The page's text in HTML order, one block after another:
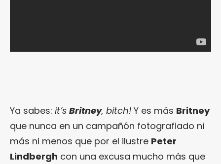
Ya sabes: it’s Britney, bitch! Y es más Britney
que nunca en un campañón fotografiado ni
más ni menos que por el ilustre Peter
Lindbergh con una excusa mucho más que